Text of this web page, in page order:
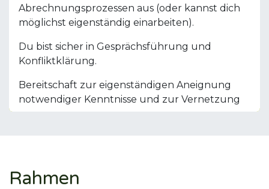
Abrechnungsprozessen aus (oder kannst dich
möglichst eigenständig einarbeiten).
Du bist sicher in Gesprächsführung und
Konfliktklärung.
Bereitschaft zur eigenständigen Aneignung
notwendiger Kenntnisse und zur Vernetzung
Rahmen